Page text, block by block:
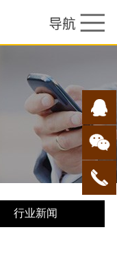
行业新闻